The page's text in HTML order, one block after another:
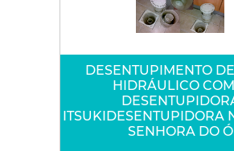
DESENTUPIMENTO
HIDRÁULICO
ITSUKIDESENTUPIDORA
SENHORA DO Ó